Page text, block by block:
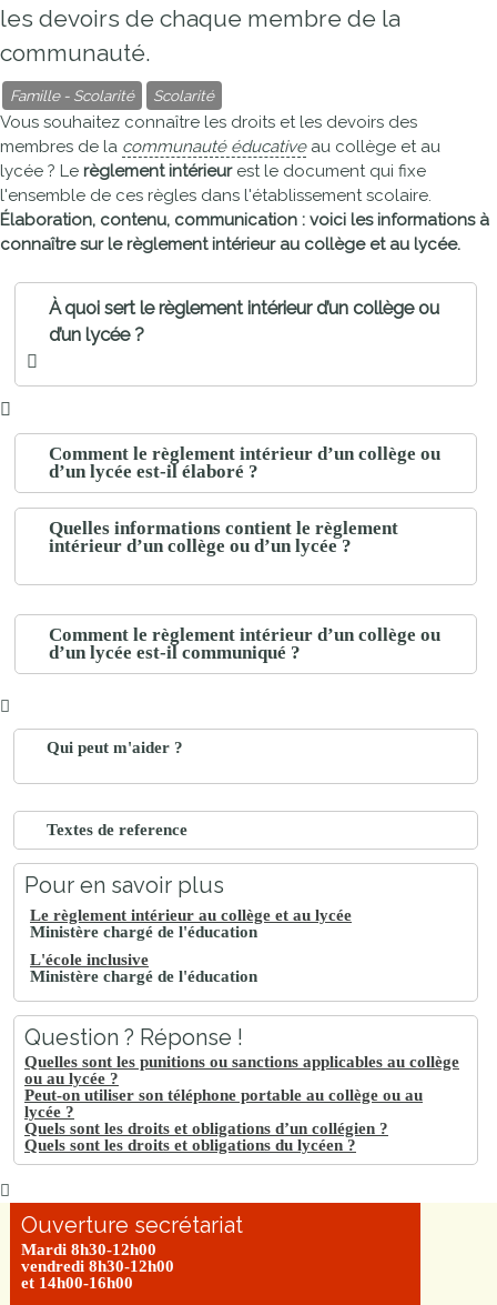
les devoirs de chaque membre de la
communauté.
Famille - Scolarité Scolarité
Vous souhaitez connaître les droits et les devoirs des
membres de la communauté éducativeau collège et au
lycée ? Le règlement intérieurest le document qui fixe
l'ensemble de ces règles dans l'établissement scolaire.
Élaboration, contenu, communication : voici les informations à
connaître sur le règlement intérieur au collège et au lycée.
À quoi sert le règlement intérieur d’un collège ou
d’un lycée ?
Comment le règlement intérieur d’un collège ou
d’un lycée est-il élaboré ?
Quelles informations contient le règlement
intérieur d’un collège ou d’un lycée ?
Comment le règlement intérieur d’un collège ou
d’un lycée est-il communiqué ?
Qui peut m'aider ?
Textes de reference
Pour en savoir plus
Le règlement intérieur au collège et au lycée
Ministère chargé de l'éducation
L'école inclusive
Ministère chargé de l'éducation
Question ? Réponse !
Quelles sont les punitions ou sanctions applicables au collège
ou au lycée ?
Peut-on utiliser son téléphone portable au collège ou au
lycée ?
Quels sont les droits et obligations d’un collégien ?
Quels sont les droits et obligations du lycéen ?
Ouverture secrétariat
Mardi 8h30-12h00
vendredi 8h30-12h00
et 14h00-16h00